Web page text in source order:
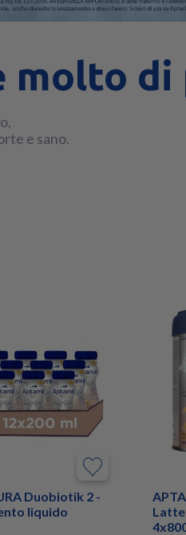
molto di
e sano.
Duobiotik 2 -
liquido